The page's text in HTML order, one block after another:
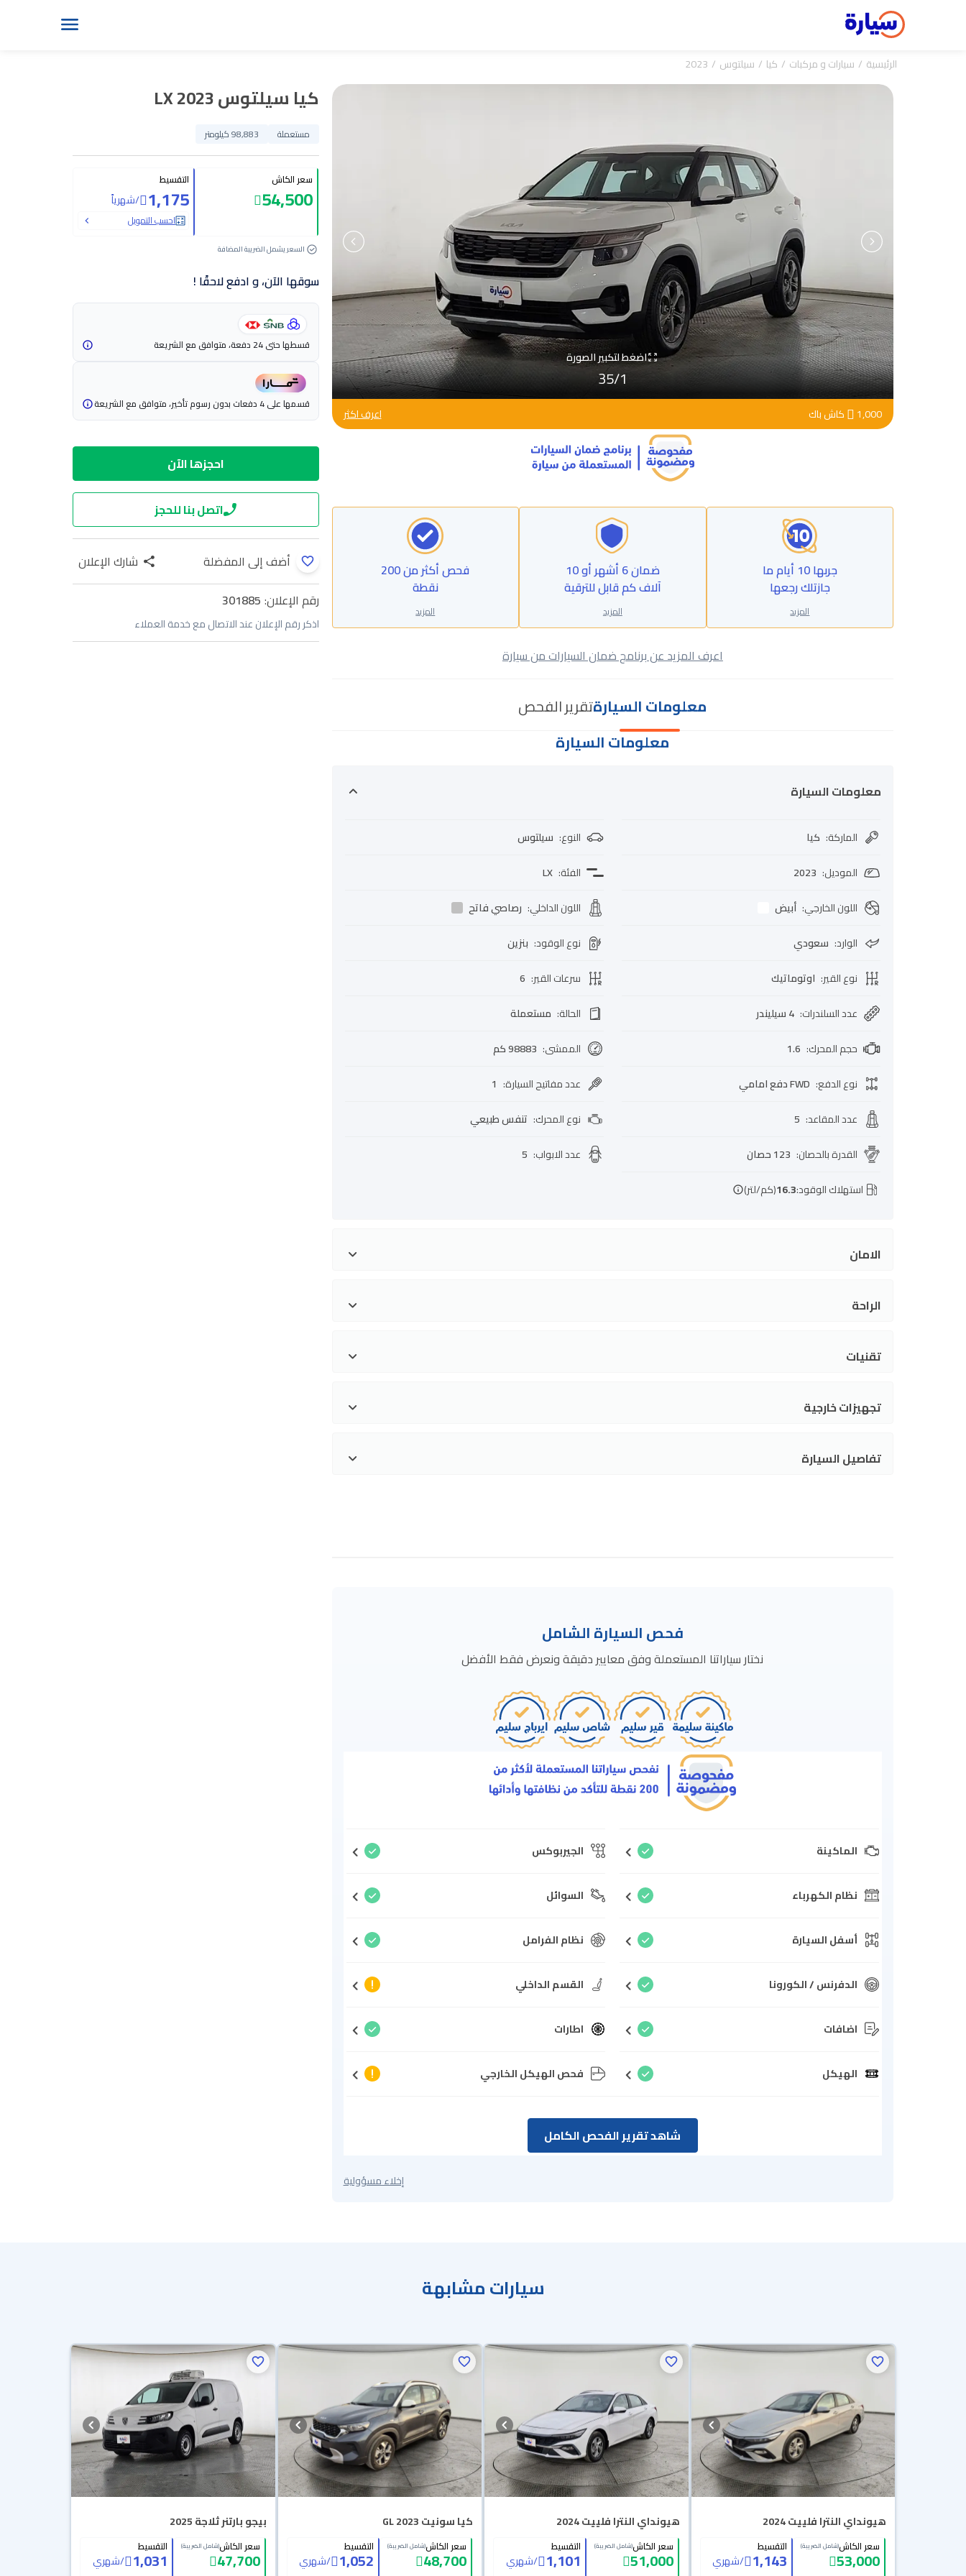
الرئيسية سيارات و مركبات كيا سيلتوس 2023
اضغط لتكبير الصورة
1
/
35
1,000 كاش باك اعرف اكثر
جربها 10 أيام ما
جازتلك رجعها
المزيد
ضمان 6 أشهر أو 10
آلاف كم قابل للترقية
المزيد
فحص أكثر من 200
نقطة
المزيد
اعرف المزيد عن برنامج ضمان السيارات من سيارة
معلومات السيارةتقرير الفحص
معلومات السيارة
معلومات السيارة
الماركة: كيا النوع: سيلتوس
الموديل:
2023 الفئة:
LX
اللون الخارجي: أبيض اللون الداخلي: رصاصي فاتح
الوارد: سعودي نوع الوقود: بنزين
نوع القير: اوتوماتيك سرعات القير:
6
عدد السلندرات: 4 سيليندر الحالة: مستعملة
حجم المحرك:
1.6 الممشى: 98883 كم
نوع الدفع: FWD دفع امامي عدد مفاتيح السيارة:
1
عدد المقاعد:
5 نوع المحرك: تنفس طبيعي
القدرة بالحصان: 123 حصان عدد الابواب:
5
استهلاك الوقود:16.3(كم/لتر)
الامان
الراحة
تقنيات
تجهيزات خارجية
تفاصيل السيارة
فحص السيارة الشامل
نختار سياراتنا المستعملة وفق معايير دقيقة ونعرض فقط الأفضل
الماكينة الجيربوكس
نظام الكهرباء السوائل
أسفل السيارة نظام الفرامل
الدفرنس / الكورونا القسم الداخلي
اضافات اطارات
الهيكل فحص الهيكل الخارجي
شاهد تقرير الفحص الكامل
إخلاء مسؤولية
كيا سيلتوس LX 2023
مستعملة 98,883 كيلومتر
سعر الكاش
54,500
التقسيط
1,175
/شهرياً
احسب التمويل
السعر يشمل الضريبة المضافة
سوقها الآن، و ادفع لاحقًا !
قسطها حتى 24 دفعة، متوافق مع الشريعة
قسمها على 4 دفعات بدون رسوم تأخير، متوافق مع الشريعة
احجزها الآن
اتصل بنا للحجز
أضف إلى المفضلة
شارك الإعلان
رقم الإعلان: 301885
اذكر رقم الإعلان عند الاتصال مع خدمة العملاء
سيارات مشابهة
هيونداي النترا فلييت 2024
سعر الكاش(شامل الضريبة)
53,000
التقسيط
1,143
/شهري
هيونداي النترا فلييت 2024
سعر الكاش(شامل الضريبة)
51,000
التقسيط
1,101
/شهري
كيا سونيت GL 2023
سعر الكاش(شامل الضريبة)
48,700
التقسيط
1,052
/شهري
بيجو بارتنر ثلاجة 2025
سعر الكاش(شامل الضريبة)
47,700
التقسيط
1,031
/شهري